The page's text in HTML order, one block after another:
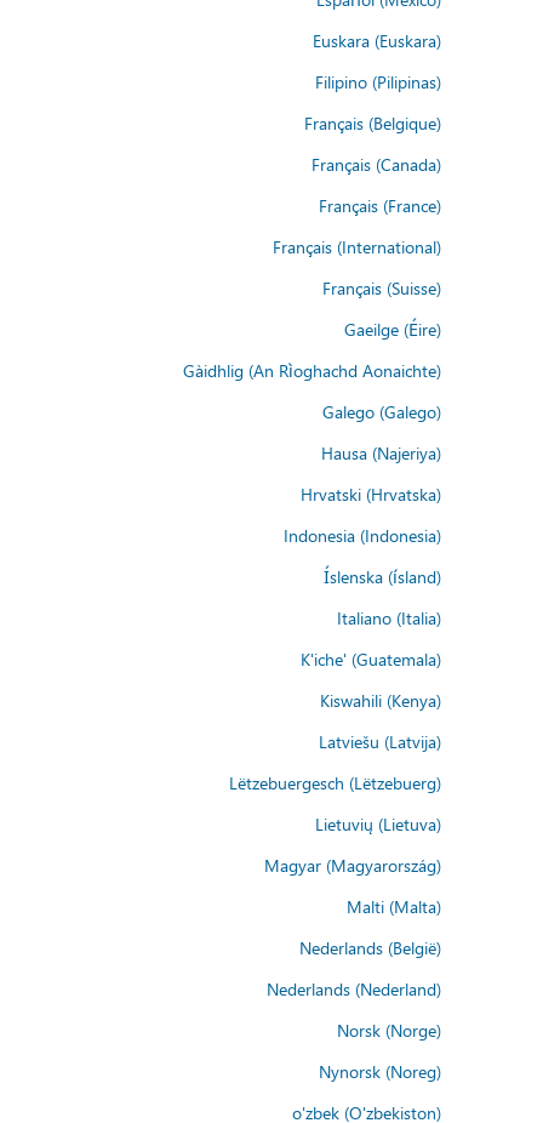
Euskara (Euskara)
Filipino (Pilipinas)
Français (Belgique)
Français (Canada)
Français (France)
Français (International)
Français (Suisse)
Gaeilge (Éire)
Gàidhlig (An Rìoghachd Aonaichte)
Galego (Galego)
Hausa (Najeriya)
Hrvatski (Hrvatska)
Indonesia (Indonesia)
Íslenska (ísland)
Italiano (Italia)
K'iche' (Guatemala)
Kiswahili (Kenya)
Latviešu (Latvija)
Lëtzebuergesch (Lëtzebuerg)
Lietuvių (Lietuva)
Magyar (Magyarország)
Malti (Malta)
Nederlands (België)
Nederlands (Nederland)
Norsk (Norge)
Nynorsk (Noreg)
o'zbek (O'zbekiston)